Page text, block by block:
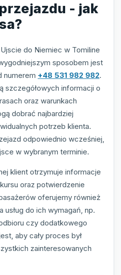
- jak
do Niemiec w Tomiline
sposobem jest
numerem +48 531 982 982.
szczegółowych informacji o
oraz warunkach
dobrać najbardziej
potrzeb klienta.
odpowiednio wcześniej,
w wybranym terminie.
klient otrzymuje informacje
oraz potwierdzenie
oferujemy również
do ich wymagań, np.
czy dodatkowego
aby cały proces był
zainteresowanych